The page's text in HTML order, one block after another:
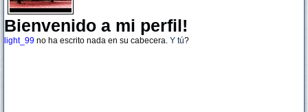
Bienvenido a mi perfil!
light_99 no ha escrito nada en su cabecera. Y tú?